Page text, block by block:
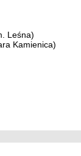
Leśna)
Kamienica)